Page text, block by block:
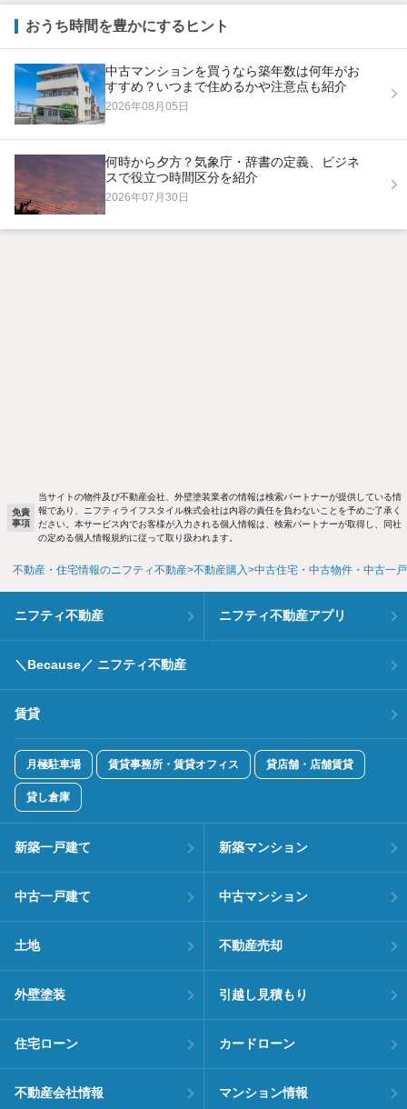
おうち時間を豊かにするヒント
中古マンションを買うなら築年数は何年がお
すすめ？いつまで住めるかや注意点も紹介
2026年08月05日
何時から夕方？気象庁・辞書の定義、ビジネ
スで役立つ時間区分を紹介
2026年07月30日
免責
事項
当サイトの物件及び不動産会社、外壁塗装業者の情報は検索パートナーが提供している情
報であり、ニフティライフスタイル株式会社は内容の責任を負わないことを予めご了承く
ださい。本サービス内でお客様が入力される個人情報は、検索パートナーが取得し、同社
の定める個人情報規約に従って取り扱われます。
不動産・住宅情報のニフティ不動産 不動産購入 中古住宅・中古物件・中古一
ニフティ不動産 ニフティ不動産アプリ
＼Because／ ニフティ不動産
賃貸
月極駐車場 賃貸事務所・賃貸オフィス 貸店舗・店舗賃貸
貸し倉庫
新築一戸建て 新築マンション
中古一戸建て 中古マンション
土地 不動産売却
外壁塗装 引越し見積もり
住宅ローン カードローン
不動産会社情報 マンション情報